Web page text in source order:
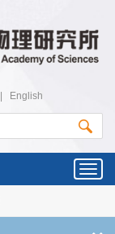
English